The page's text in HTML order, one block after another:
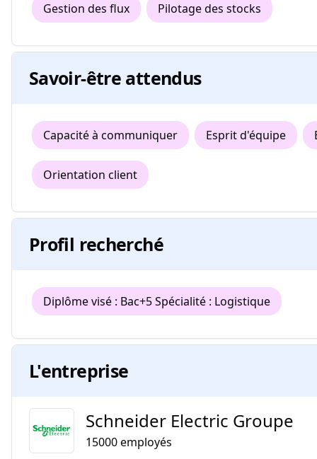
Gestion des flux Pilotage des stocks
Savoir-être attendus
Capacité à communiquer Esprit d'équipe
Orientation client
Profil recherché
Diplôme visé : Bac+5 Spécialité : Logistique
L'entreprise
Schneider Electric Groupe
15000employés